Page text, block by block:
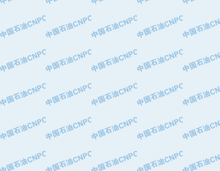
·马鞍山钢铁股份有限公司
·中国石油天然气股份有限公司兰州石